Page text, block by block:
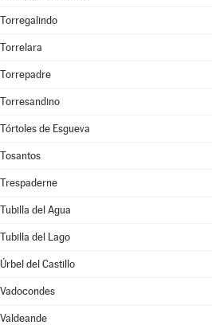
Torregalindo
Torrelara
Torrepadre
Torresandino
Tórtoles de Esgueva
Tosantos
Trespaderne
Tubilla del Agua
Tubilla del Lago
Úrbel del Castillo
Vadocondes
Valdeande